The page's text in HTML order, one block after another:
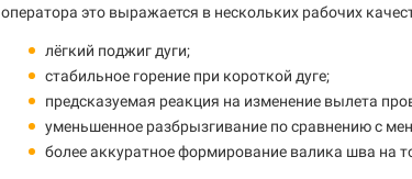
оператора это выражается в нескольких рабочих
лёгкий поджиг дуги;
стабильное горение при короткой дуге;
предсказуемая реакция на изменение вылета
уменьшенное разбрызгивание по сравнению с
более аккуратное формирование валика шва на